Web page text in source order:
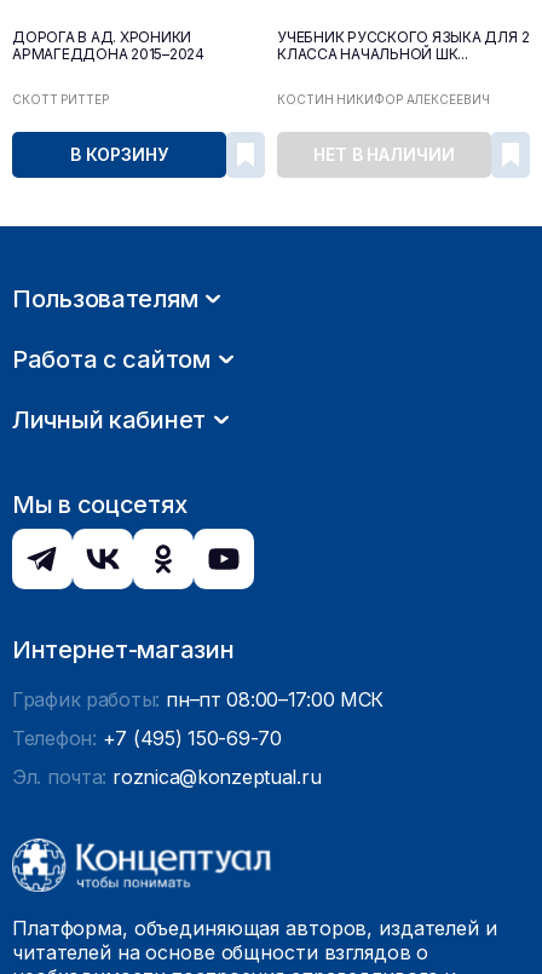
ДОРОГА В АД. ХРОНИКИ
АРМАГЕДДОНА 2015–2024
СКОТТ РИТТЕР
В КОРЗИНУ
УЧЕБНИК РУССКОГО ЯЗЫКА ДЛЯ 2
КЛАССА НАЧАЛЬНОЙ ШК...
КОСТИН НИКИФОР АЛЕКСЕЕВИЧ
НЕТ В НАЛИЧИИ
Пользователям
Работа с сайтом
Личный кабинет
Мы в соцсетях
Интернет-магазин
График работы: пн–пт 08:00–17:00 МСК
Телефон: +7 (495) 150-69-70
Эл. почта: roznica@konzeptual.ru
Платформа, объединяющая авторов, издателей и
читателей на основе общности взглядов о